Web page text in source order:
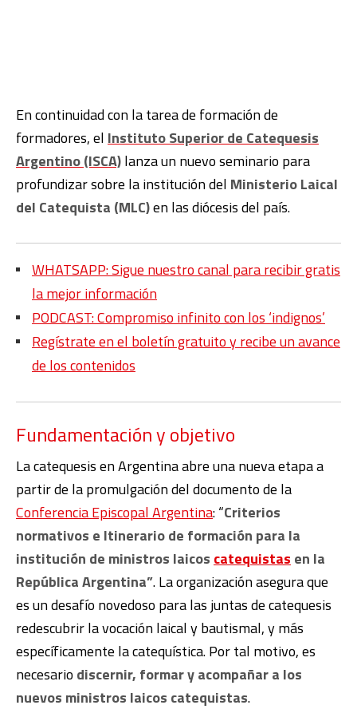
En continuidad con la tarea de formación de
formadores, el Instituto Superior de Catequesis
Argentino (ISCA)lanza un nuevo seminario para
profundizar sobre la institución del Ministerio Laical
del Catequista (MLC)en las diócesis del país.
WHATSAPP: Sigue nuestro canal para recibir gratis
la mejor información
PODCAST: Compromiso infinito con los ‘indignos’
Regístrate en el boletín gratuito y recibe un avance
de los contenidos
Fundamentación y objetivo
La catequesis en Argentina abre una nueva etapa a
partir de la promulgación del documento de la
Conferencia Episcopal Argentina: “Criterios
normativos e Itinerario de formación para la
institución de ministros laicos catequistas en la
República Argentina”. La organización asegura que
es un desafío novedoso para las juntas de catequesis
redescubrir la vocación laical y bautismal, y más
específicamente la catequística. Por tal motivo, es
necesario discernir, formar y acompañar a los
nuevos ministros laicos catequistas.